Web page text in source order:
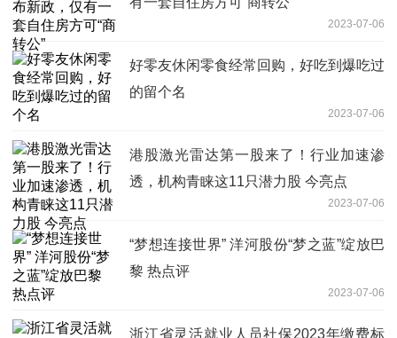
2023-07-06
好零友休闲零食经常回购，好吃到爆吃过
的留个名
2023-07-06
港股激光雷达第一股来了！行业加速渗
透，机构青睐这11只潜力股 今亮点
2023-07-06
“梦想连接世界” 洋河股份“梦之蓝”绽放巴
黎 热点评
2023-07-06
浙江省灵活就业人员社保2023年缴费标